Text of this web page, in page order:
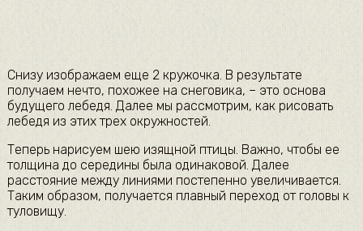
Снизу изображаем еще 2 кружочка. В результате
получаем нечто, похожее на снеговика, – это основа
будущего лебедя. Далее мы рассмотрим, как рисовать
лебедя из этих трех окружностей.
Теперь нарисуем шею изящной птицы. Важно, чтобы ее
толщина до середины была одинаковой. Далее
расстояние между линиями постепенно увеличивается.
Таким образом, получается плавный переход от головы к
туловищу.